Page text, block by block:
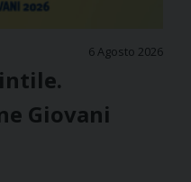
6 Agosto 2026
Giovani